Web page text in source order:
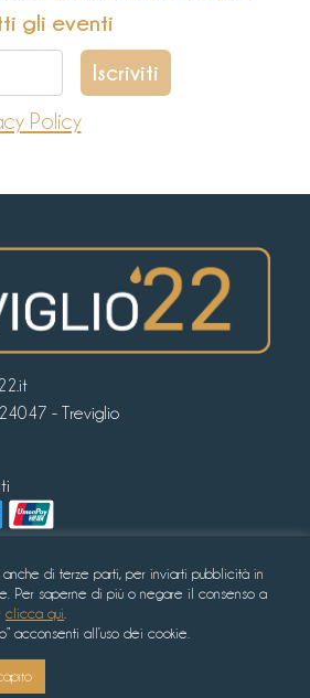
gli eventi
Policy
- Treviglio
Social
Treviglio ’22 -
di vendita
di terze parti, per inviarti pubblicità in
Per saperne di più o negare il consenso a
clicca qui
acconsenti all’uso dei cookie.